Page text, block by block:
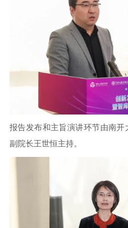
报告发布和主旨演讲环节由南开
副院长王世恒主持。